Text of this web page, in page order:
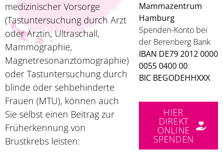
medizinischer Vorsorge
(Tastuntersuchung durch Arzt
oder Ärztin, Ultraschall,
Mammographie,
Magnetresonanztomographie)
oder Tastuntersuchung durch
blinde oder sehbehinderte
Frauen (MTU), können auch
Sie selbst einen Beitrag zur
Früherkennung von
Brustkrebs leisten:
Mammazentrum
Hamburg
Spenden-Konto bei
der Berenberg Bank
IBAN DE79 2012 0000
0055 0400 00
BIC BEGODEHHXXX
HIER
DIREKT
ONLINE
SPENDEN